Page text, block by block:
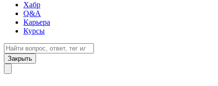
Хабр
Q&A
Карьера
Курсы
Закрыть